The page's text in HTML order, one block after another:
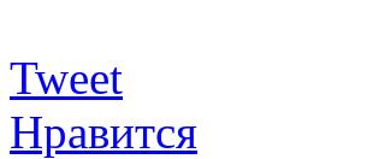
Tweet
Нравится